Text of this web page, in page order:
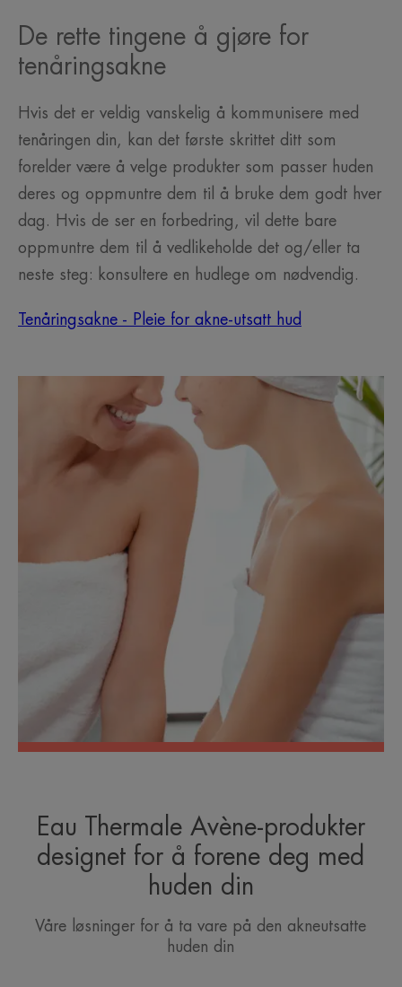
De rette tingene å gjøre for
tenåringsakne
Hvis det er veldig vanskelig å kommunisere med
tenåringen din, kan det første skrittet ditt som
forelder være å velge produkter som passer huden
deres og oppmuntre dem til å bruke dem godt hver
dag. Hvis de ser en forbedring, vil dette bare
oppmuntre dem til å vedlikeholde det og/eller ta
neste steg: konsultere en hudlege om nødvendig.
Tenåringsakne - Pleie for akne-utsatt hud
Eau Thermale Avène-produkter
designet for å forene deg med
huden din
Våre løsninger for å ta vare på den akneutsatte
huden din